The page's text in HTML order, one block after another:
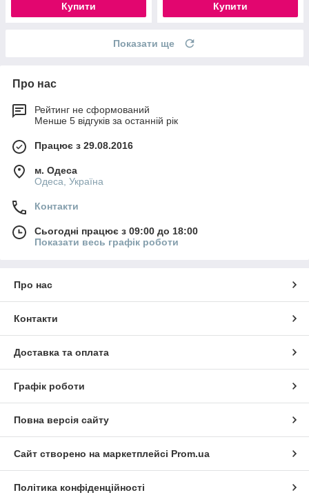
Купити Купити
Показати ще
Про нас
Рейтинг не сформований
Менше 5 відгуків за останній рік
Працює з 29.08.2016
м. Одеса
Одеса, Україна
Контакти
Сьогодні працює з 09:00 до 18:00
Показати весь графік роботи
Про нас
Контакти
Доставка та оплата
Графік роботи
Повна версія сайту
Сайт створено на маркетплейсі Prom.ua
Політика конфіденційності